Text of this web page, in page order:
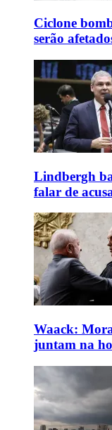
Ciclone
serão
Lindbergh
falar de
Waack:
juntam na